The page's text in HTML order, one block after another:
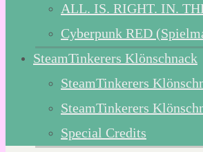
ALL. IS. RIGHT. IN.
Cyberpunk RED
SteamTinkerers Klönschnack
SteamTinkerers
SteamTinkerers
Special Credits